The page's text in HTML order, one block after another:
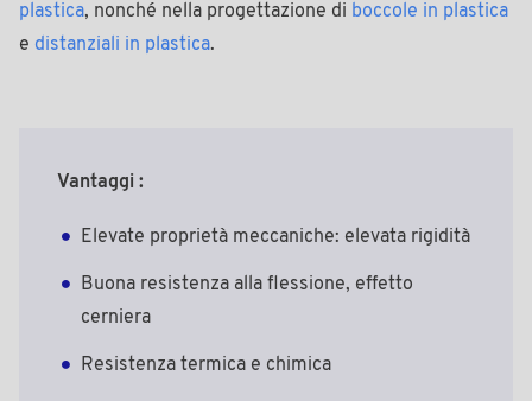
plastica, nonché nella progettazione di boccole in plastica
e distanziali in plastica.
Vantaggi :
Elevate proprietà meccaniche: elevata rigidità
Buona resistenza alla flessione, effetto
cerniera
Resistenza termica e chimica